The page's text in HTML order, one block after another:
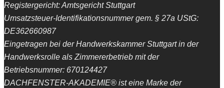
Registergericht: Amtsgericht Stuttgart
Umsatzsteuer-Identifikationsnummer gem. § 27a UStG:
DE362660987
Eingetragen bei der Handwerkskammer Stuttgart in der
Handwerksrolle als Zimmererbetrieb mit der
Betriebsnummer: 670124427
DACHFENSTER-AKADEMIE® ist eine Marke der